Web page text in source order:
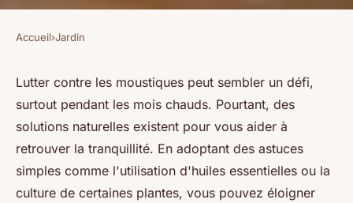
Astuces incontournables pour
se débarrasser des moustiques
Benjamin• 5 janvier 2025• 4 min de lecture
Accueil›Jardin
Lutter contre les moustiques peut sembler un défi,
surtout pendant les mois chauds. Pourtant, des
solutions naturelles existent pour vous aider à
retrouver la tranquillité. En adoptant des astuces
simples comme l'utilisation d'huiles essentielles ou la
culture de certaines plantes, vous pouvez éloigner